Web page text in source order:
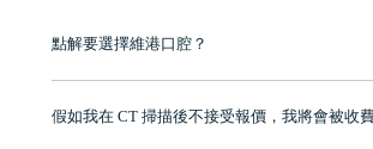
點解要選擇維港口腔？
牌」、「2025香港企業領袖品牌」，是諾貝爾種植系
假如我在 CT 掃描後不接受報價，我將會被收